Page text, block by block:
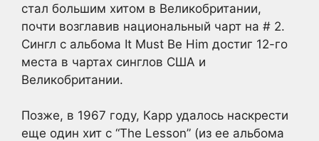
стал большим хитом в Великобритании,
почти возглавив национальный чарт на # 2.
Сингл с альбома It Must Be Him достиг 12-го
места в чартах синглов США и
Великобритании.
Позже, в 1967 году, Карр удалось наскрести
еще один хит с “The Lesson” (из ее альбома